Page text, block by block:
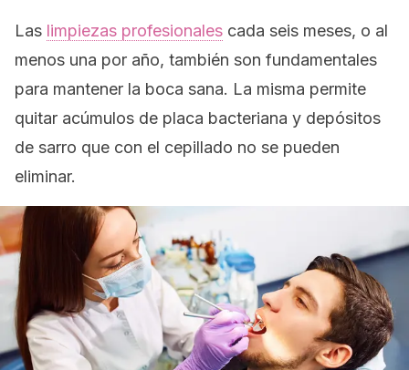
Las limpiezas profesionales cada seis meses, o al
menos una por año, también son fundamentales
para mantener la boca sana. La misma permite
quitar acúmulos de placa bacteriana y depósitos
de sarro que con el cepillado no se pueden
eliminar.